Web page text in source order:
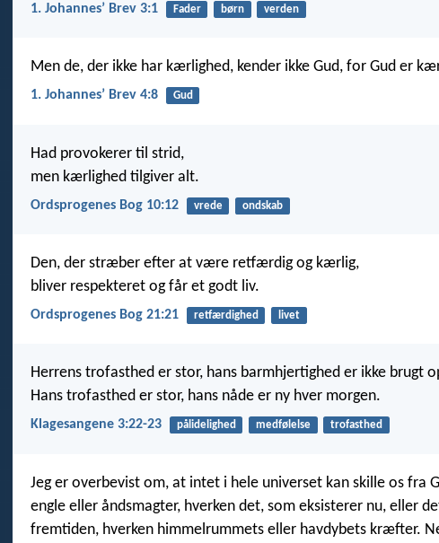
1. Johannesʼ Brev 3:1 Fader børn verden
Men de, der ikke har kærlighed, kender ikke Gud, for Gud er
1. Johannesʼ Brev 4:8 Gud
Had provokerer til strid,
men kærlighed tilgiver alt.
Ordsprogenes Bog 10:12 vrede ondskab
Den, der stræber efter at være retfærdig og kærlig,
bliver respekteret og får et godt liv.
Ordsprogenes Bog 21:21 retfærdighed livet
Herrens trofasthed er stor, hans barmhjertighed er ikke brugt
Hans trofasthed er stor, hans nåde er ny hver morgen.
Klagesangene 3:22-23 pålidelighed medfølelse trofasthed
Jeg er overbevist om, at intet i hele universet kan skille os fra
engle eller åndsmagter, hverken det, som eksisterer nu, eller
fremtiden, hverken himmelrummets eller havdybets kræfter.